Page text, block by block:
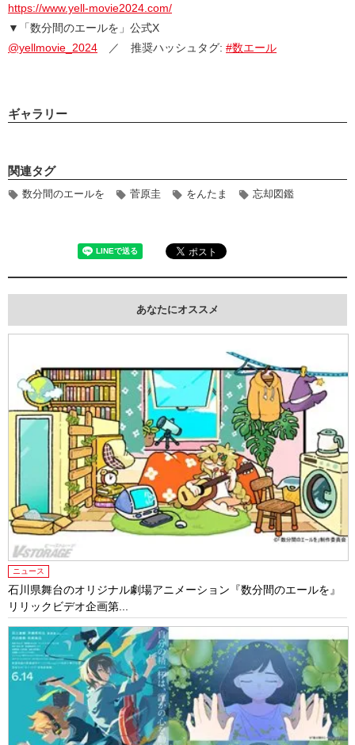
https://www.yell-movie2024.com/
▼「数分間のエールを」公式X
@yellmovie_2024 ／ 推奨ハッシュタグ: #数エール
ギャラリー
関連タグ
数分間のエールを 菅原圭 をんたま 忘却図鑑
あなたにオススメ
ニュース
石川県舞台のオリジナル劇場アニメーション『数分間のエールを』
リリックビデオ企画第...